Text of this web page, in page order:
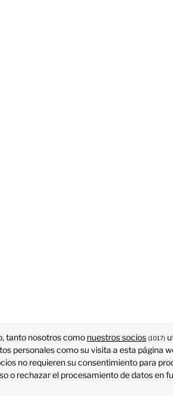
tanto nosotros como nuestros socios (1017)
personales como su visita a esta página
no requieren su consentimiento para
o rechazar el procesamiento de datos en